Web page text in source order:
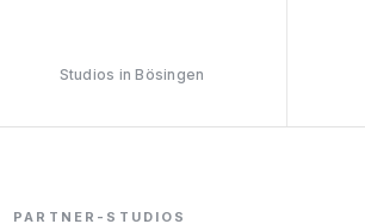
Studios in Bösingen
PARTNER-STUDIOS